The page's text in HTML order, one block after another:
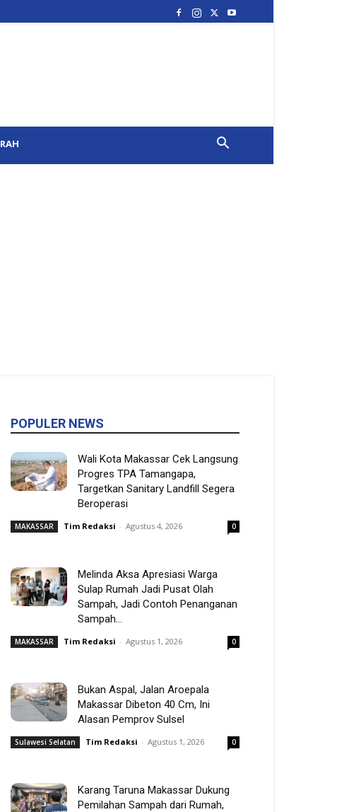
POPULER NEWS
Wali Kota Makassar Cek Langsung
Progres TPA Tamangapa,
Targetkan Sanitary Landfill Segera
Beroperasi
MAKASSAR Tim Redaksi - Agustus 4, 2026 0
Melinda Aksa Apresiasi Warga
Sulap Rumah Jadi Pusat Olah
Sampah, Jadi Contoh Penanganan
Sampah...
MAKASSAR Tim Redaksi - Agustus 1, 2026 0
Bukan Aspal, Jalan Aroepala
Makassar Dibeton 40 Cm, Ini
Alasan Pemprov Sulsel
Sulawesi Selatan Tim Redaksi - Agustus 1, 2026 0
Karang Taruna Makassar Dukung
Pemilahan Sampah dari Rumah,